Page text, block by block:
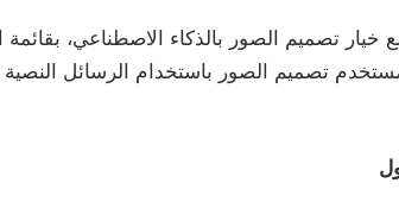
خيار تصميم الصور بالذكاء الاصطناعي،
تصميم الصور باستخدام الرسائل النصية